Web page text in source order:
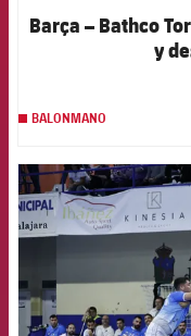
Barça – Bathco
y
BALONMANO